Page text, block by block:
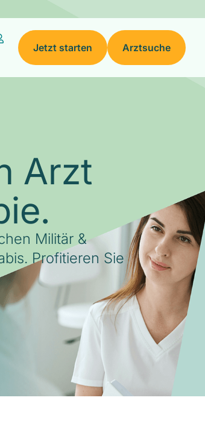
Jetzt starten Arztsuche
Arzt
Militär &
Profitieren Sie